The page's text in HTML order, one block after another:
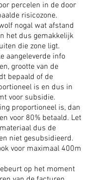
percelen in de door
risicozone.
nogal wat afstand
het dus gemakkelijk
die zone ligt.
aangeleverde info
grootte van de
bepaald of de
is en dus in
voor subsidie.
proportioneel is, dan
voor 80% betaald. Let
dus de
niet gesubsidieerd.
voor maximaal 400m
op het moment